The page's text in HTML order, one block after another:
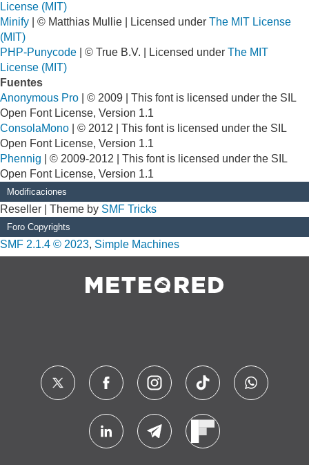
License (MIT)
Minify | © Matthias Mullie | Licensed under The MIT License
(MIT)
PHP-Punycode | © True B.V. | Licensed under The MIT
License (MIT)
Fuentes
Anonymous Pro | © 2009 | This font is licensed under the SIL
Open Font License, Version 1.1
ConsolaMono | © 2012 | This font is licensed under the SIL
Open Font License, Version 1.1
Phennig | © 2009-2012 | This font is licensed under the SIL
Open Font License, Version 1.1
Modificaciones
Reseller | Theme by SMF Tricks
Foro Copyrights
SMF 2.1.4 © 2023, Simple Machines